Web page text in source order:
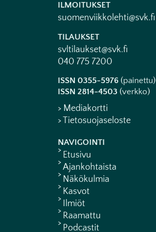
ILMOITUKSET
suomenviikkolehti@svk.fi
TILAUKSET
svltilaukset@svk.fi
040 775 7200
ISSN 0355-5976 (painettu)
ISSN 2814-4503 (verkko)
> Mediakortti
> Tietosuojaseloste
NAVIGOINTI
Etusivu
Ajankohtaista
Näkökulmia
Kasvot
Ilmiöt
Raamattu
Podcastit